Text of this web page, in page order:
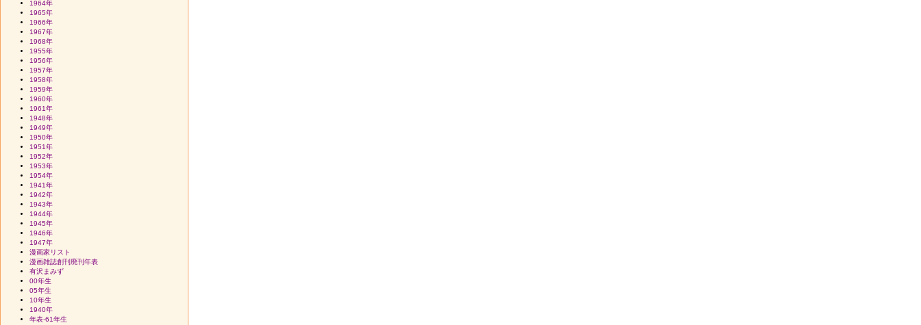
1964年
1965年
1966年
1967年
1968年
1955年
1956年
1957年
1958年
1959年
1960年
1961年
1948年
1949年
1950年
1951年
1952年
1953年
1954年
1941年
1942年
1943年
1944年
1945年
1946年
1947年
漫画家リスト
漫画雑誌創刊廃刊年表
有沢まみず
00年生
05年生
10年生
1940年
年表-61年生